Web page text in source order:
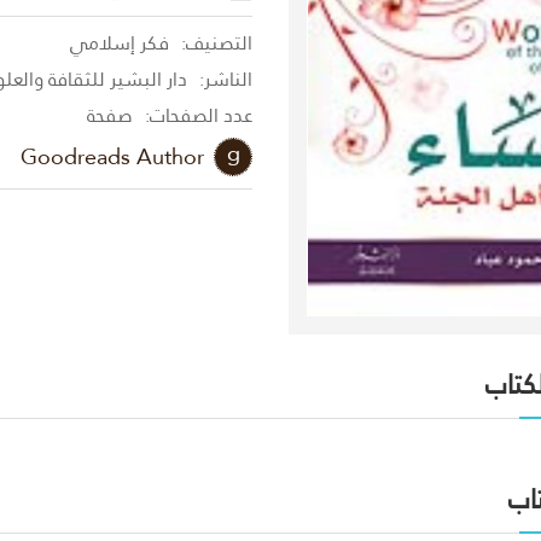
التصنيف: فكر إسلامي
الناشر: دار البشير للثقافة
عدد الصفحات: صفحة
Goodreads Author